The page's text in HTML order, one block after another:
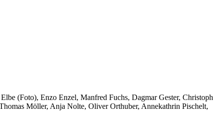
(Foto), Enzo Enzel, Manfred Fuchs, Dagmar Gester, Christoph
Möller, Anja Nolte, Oliver Orthuber, Annekathrin Pischelt,